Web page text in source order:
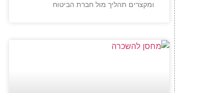
ומקצרים תהליך מול חברת הביטוח